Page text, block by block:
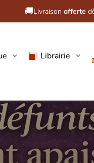
🚚Livraison offerte
3  Librairie 3